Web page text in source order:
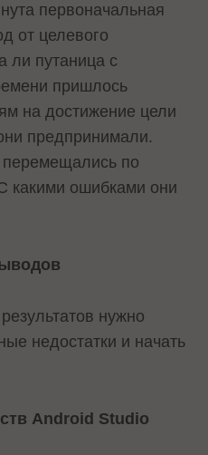
первоначальная
от целевого
ли путаница с
пришлось
на достижение цели
предпринимали.
перемещались по
какими ошибками они
нужно
недостатки и начать
Android Studio